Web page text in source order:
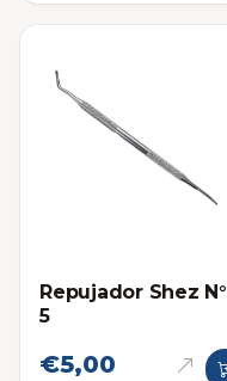
Repujador Shez N°
5
€5,00